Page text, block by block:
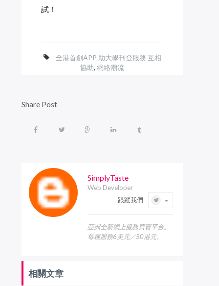
試！
全港首創APP 助大學刊登服務 互相
協助, 網絡潮流
Share Post
SimplyTaste
Web Developer
跟蹤我們
亞洲全新網上服務買賣平台。
每種服務6美元／50港元。
相關文章